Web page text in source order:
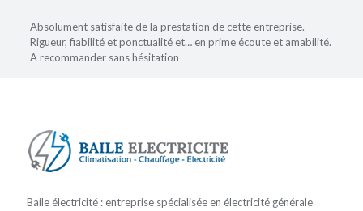
Absolument satisfaite de la prestation de cette entreprise.
Rigueur, fiabilité et ponctualité et… en prime écoute et amabilité.
A recommander sans hésitation
Baile électricité : entreprise spécialisée en électricité générale